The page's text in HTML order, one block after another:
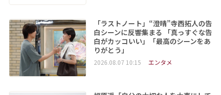
「ラストノート」“澄晴”寺西拓人の告
白シーンに反響集まる 「真っすぐな告
白がカッコいい」「最高のシーンをあ
りがとう」
2026.08.07 10:15 エンタメ